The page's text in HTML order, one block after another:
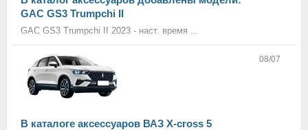
GAC GS3 Trumpchi II
GAC GS3 Trumpchi II 2023 - наст. время ...
08/07
В каталоге аксессуаров ВАЗ X-cross 5